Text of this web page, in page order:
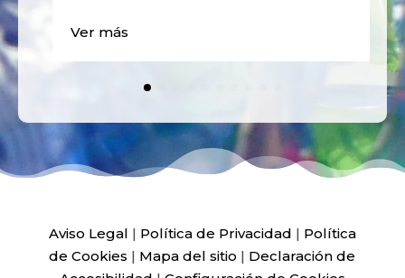
Ver más
Aviso Legal | Política de Privacidad | Política
de Cookies | Mapa del sitio | Declaración de